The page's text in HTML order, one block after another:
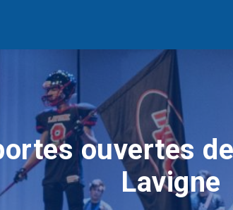
ouvertes
Lavigne